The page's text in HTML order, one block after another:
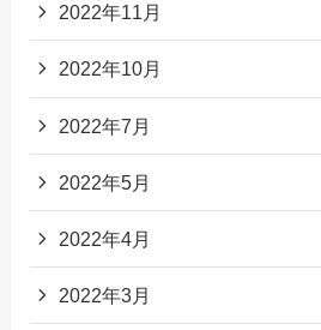
2022年11月
2022年10月
2022年7月
2022年5月
2022年4月
2022年3月